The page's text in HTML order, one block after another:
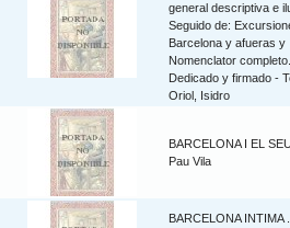
general descriptiva e
Seguido de:
Barcelona y afueras y
Nomenclator completo.
Dedicado y firmado -
Oriol, Isidro
BARCELONA I EL
Pau Vila
BARCELONA INTIMA